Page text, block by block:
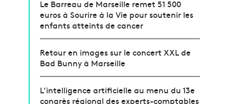
Le Barreau de Marseille remet 51 500
euros à Sourire à la Vie pour soutenir les
enfants atteints de cancer
Retour en images sur le concert XXL de
Bad Bunny à Marseille
L’intelligence artificielle au menu du 13e
congrès régional des experts-comptables